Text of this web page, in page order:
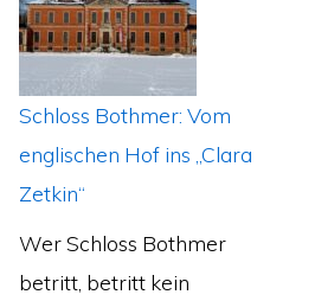
Schloss Bothmer: Vom
englischen Hof ins „Clara
Zetkin“
Wer Schloss Bothmer
betritt, betritt kein